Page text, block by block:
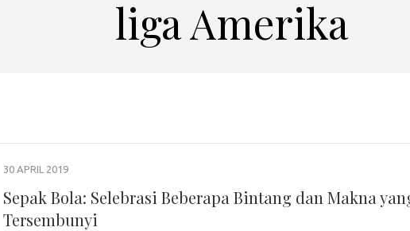
liga Amerika
30 APRIL 2019
Sepak Bola: Selebrasi Beberapa Bintang dan Makna
Tersembunyi